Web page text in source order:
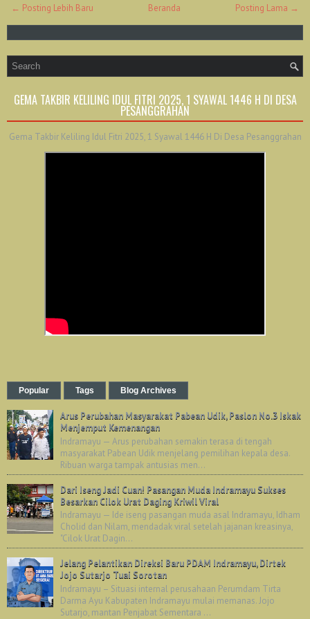
← Posting Lebih Baru Posting Lama →
Beranda
GEMA TAKBIR KELILING IDUL FITRI 2025, 1 SYAWAL 1446 H DI DESA
PESANGGRAHAN
Gema Takbir Keliling Idul Fitri 2025, 1 Syawal 1446 H Di Desa Pesanggrahan
Popular Tags Blog Archives
Arus Perubahan Masyarakat Pabean Udik, Paslon No.3 Iskak
Menjemput Kemenangan
Indramayu — Arus perubahan semakin terasa di tengah
masyarakat Pabean Udik menjelang pemilihan kepala desa.
Ribuan warga tampak antusias men...
Dari Iseng Jadi Cuan! Pasangan Muda Indramayu Sukses
Besarkan Cilok Urat Daging Kriwil Viral
Indramayu — Ide iseng pasangan muda asal Indramayu, Idham
Cholid dan Nilam, mendadak viral setelah jajanan kreasinya,
"Cilok Urat Dagin...
Jelang Pelantikan Direksi Baru PDAM Indramayu, Dirtek
Jojo Sutarjo Tuai Sorotan
Indramayu – Situasi internal perusahaan Perumdam Tirta
Darma Ayu Kabupaten Indramayu mulai memanas. Jojo
Sutarjo, mantan Penjabat Sementara ...